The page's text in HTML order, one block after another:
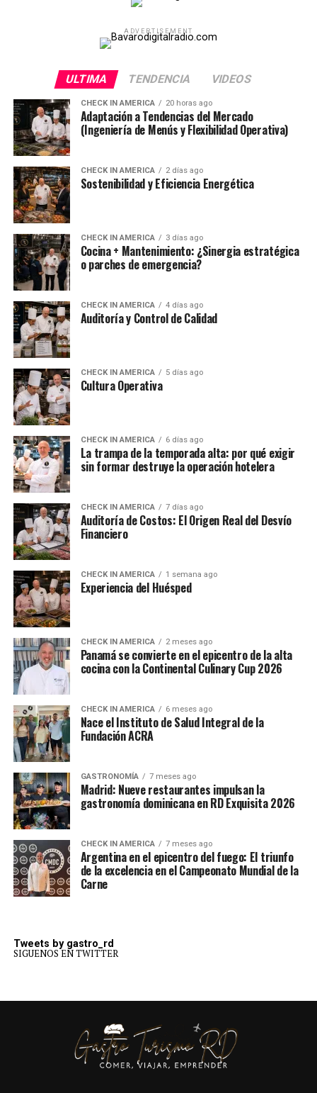
ADVERTISEMENT
ULTIMA TENDENCIA VIDEOS
CHECK IN AMERICA 20 horas ago
Adaptación a Tendencias del Mercado
(Ingeniería de Menús y Flexibilidad Operativa)
CHECK IN AMERICA 2 días ago
Sostenibilidad y Eficiencia Energética
CHECK IN AMERICA 3 días ago
Cocina + Mantenimiento: ¿Sinergia estratégica
o parches de emergencia?
CHECK IN AMERICA 4 días ago
Auditoría y Control de Calidad
CHECK IN AMERICA 5 días ago
Cultura Operativa
CHECK IN AMERICA 6 días ago
La trampa de la temporada alta: por qué exigir
sin formar destruye la operación hotelera
CHECK IN AMERICA 7 días ago
Auditoría de Costos: El Origen Real del Desvío
Financiero
CHECK IN AMERICA 1 semana ago
Experiencia del Huésped
CHECK IN AMERICA 2 meses ago
Panamá se convierte en el epicentro de la alta
cocina con la Continental Culinary Cup 2026
CHECK IN AMERICA 6 meses ago
Nace el Instituto de Salud Integral de la
Fundación ACRA
GASTRONOMÍA 7 meses ago
Madrid: Nueve restaurantes impulsan la
gastronomía dominicana en RD Exquisita 2026
CHECK IN AMERICA 7 meses ago
Argentina en el epicentro del fuego: El triunfo
de la excelencia en el Campeonato Mundial de la
Carne
Tweets by gastro_rd
SIGUENOS EN TWITTER